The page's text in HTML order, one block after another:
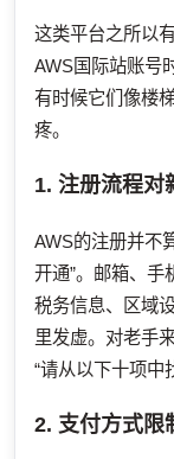
这类平台之所以
AWS国际站账号
有时候它们像楼
疼。
1. 注册流程对
AWS的注册并不
开通”。邮箱、手
税务信息、区域
里发虚。对老手
“请从以下十项中
2. 支付方式限